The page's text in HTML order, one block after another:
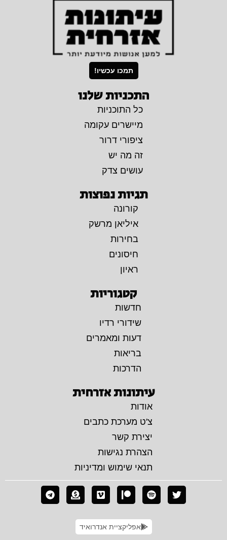
תמכו עכשיו!
התכניות שלנו
כל התוכניות
מיישרים עקומה
ציפורי דרור
זה מה יש
עושים צדק
תגיות נפוצות
קורונה
איליאן מרשק
בחירות
חיסונים
ראיון
קטגוריות
חדשות
שידורי רדיו
דעות ומאמרים
בריאות
הדרכות
עיתונות אזרחית
אודות
צ'ט מערכת כתבים
יצירת קשר
הצהרת נגישות
תנאי שימוש ומדיניות
אפליקציית אנדרואיד